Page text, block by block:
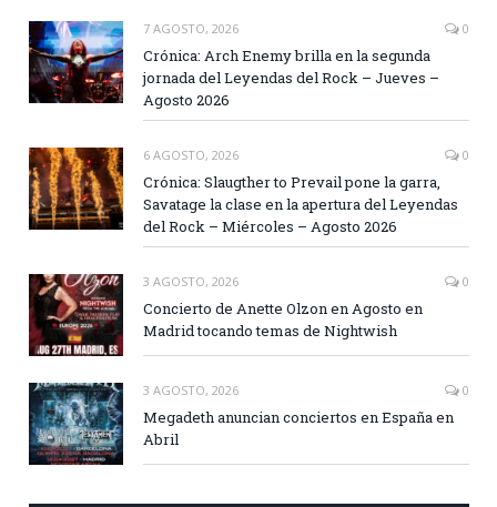
7 AGOSTO, 2026 0
Crónica: Arch Enemy brilla en la segunda
jornada del Leyendas del Rock – Jueves –
Agosto 2026
6 AGOSTO, 2026 0
Crónica: Slaugther to Prevail pone la garra,
Savatage la clase en la apertura del Leyendas
del Rock – Miércoles – Agosto 2026
3 AGOSTO, 2026 0
Concierto de Anette Olzon en Agosto en
Madrid tocando temas de Nightwish
3 AGOSTO, 2026 0
Megadeth anuncian conciertos en España en
Abril